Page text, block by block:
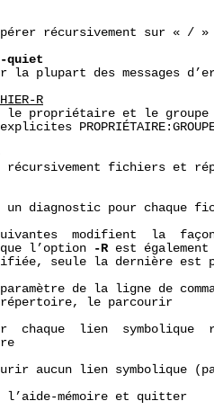
récursivement sur « / »
quiet
la plupart des messages
R
le propriétaire et le
récursivement fichiers et
un diagnostic pour chaque
modifient  la
l’option
-R est
seule la dernière est
de la ligne de
le parcourir
chaque  lien  symbolique
aucun lien symbolique
mémoire et quitter